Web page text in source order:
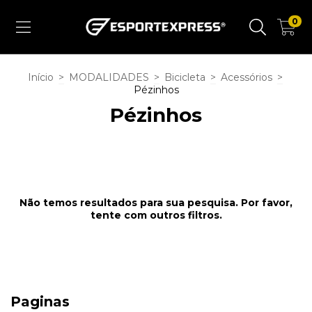
0
Início > MODALIDADES > Bicicleta > Acessórios >
Pézinhos
Pézinhos
Não temos resultados para sua pesquisa. Por favor,
tente com outros filtros.
Paginas